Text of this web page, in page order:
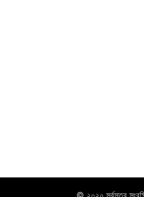
© ২০২০ সর্বসত্ব